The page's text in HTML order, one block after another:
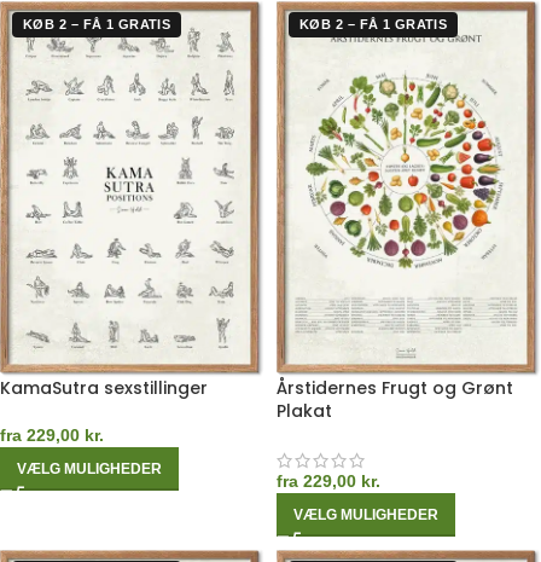
KØB 2 – FÅ 1 GRATIS
KamaSutra sexstillinger
fra 229,00 kr.
VÆLG MULIGHEDER
KØB 2 – FÅ 1 GRATIS
Årstidernes Frugt og Grønt
Plakat
fra 229,00 kr.
VÆLG MULIGHEDER